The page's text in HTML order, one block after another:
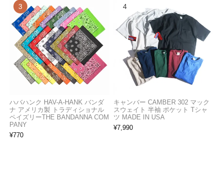
ハバハンク HAV-A-HANK バンダ
ナ アメリカ製 トラディショナル
ペイズリーTHE BANDANNA COM
PANY
¥770
キャンバー CAMBER 302 マック
スウェイト 半袖 ポケット Tシャ
ツ MADE IN USA
¥7,990